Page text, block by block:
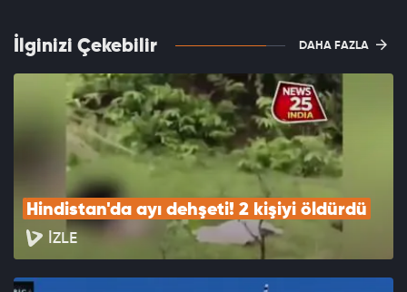
İlginizi Çekebilir DAHA FAZLA
Hindistan'da ayı dehşeti! 2 kişiyi öldürdü
İZLE